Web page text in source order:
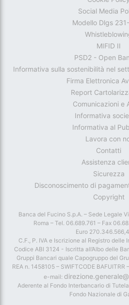
Social Media
Modello Dlgs
MIFID II
PSD2 - Open
Informativa sulla sostenibilità nel
Firma Elettronica
Report
Comunicazioni e
Informativa
Informativa al
Lavora con
Contatti
Assistenza
Sicurezza
Disconoscimento di
Copyright
Banca del Fucino S.p.A. – Sede Legale
Roma – Tel. 06.689.761 – Fax
Euro
C.F., P. IVA e Iscrizione al Registro delle
Codice ABI 3124 - Iscritta all’Albo delle
Gruppi Bancari quale Capogruppo del
REA n. 1458105 – SWIFTCODE
e-mail:
Aderente al Fondo Interbancario di
Fondo Nazionale di